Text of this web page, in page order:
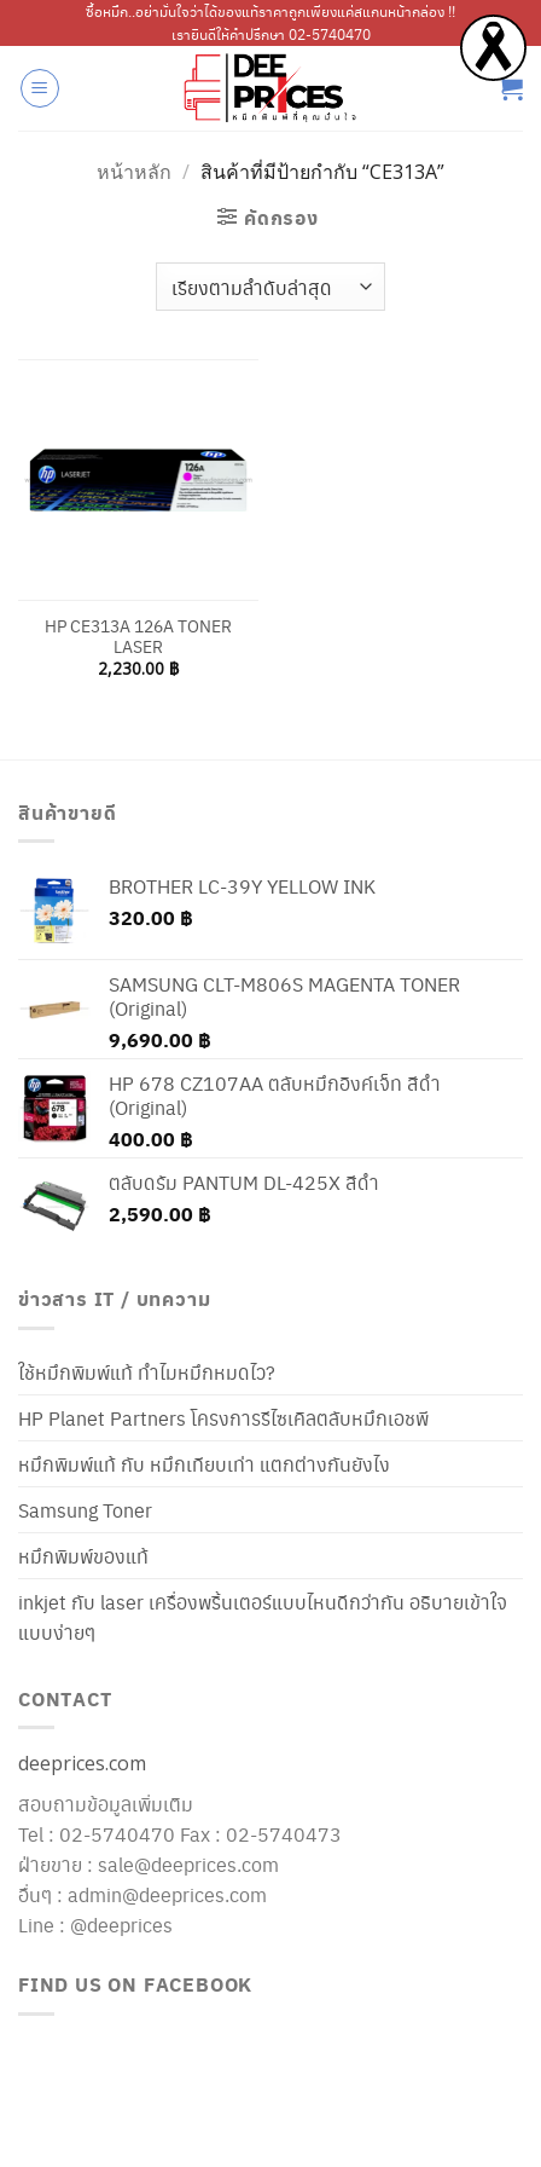
ไป
เนื้อหา
ซื้อหมึก..อย่ามั่นใจว่าได้ของแท้ราคาถูกเพียงแค่สแกนหน้ากล่อง !!
เรายินดีให้คำปรึกษา 02-5740470
หน้าหลัก / สินค้าที่มีป้ายกำกับ “CE313A”
คัดกรอง
HP CE313A 126A TONER
LASER
2,230.00 ฿
สินค้าขายดี
BROTHER LC-39Y YELLOW INK
320.00 ฿
SAMSUNG CLT-M806S MAGENTA TONER
(Original)
9,690.00 ฿
HP 678 CZ107AA ตลับหมึกอิงค์เจ็ท สีดำ
(Original)
400.00 ฿
ตลับดรัม PANTUM DL-425X สีดำ
2,590.00 ฿
ข่าวสาร IT / บทความ
ใช้หมึกพิมพ์แท้ ทำไมหมึกหมดไว?
HP Planet Partners โครงการรีไซเคิลตลับหมึกเอชพี
หมึกพิมพ์แท้ กับ หมึกเทียบเท่า แตกต่างกันยังไง
Samsung Toner
หมึกพิมพ์ของแท้
inkjet กับ laser เครื่องพริ้นเตอร์แบบไหนดีกว่ากัน อธิบายเข้าใจ
แบบง่ายๆ
CONTACT
deeprices.com
สอบถามข้อมูลเพิ่มเติม
Tel : 02-5740470 Fax : 02-5740473
ฝ่ายขาย : sale@deeprices.com
อื่นๆ : admin@deeprices.com
Line : @deeprices
FIND US ON FACEBOOK